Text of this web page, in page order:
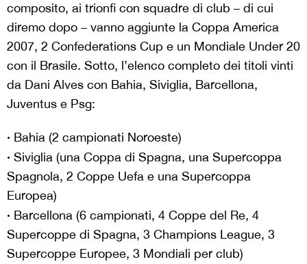
composito, ai trionfi con squadre di club – di cui
diremo dopo – vanno aggiunte la Coppa America
2007, 2 Confederations Cup e un Mondiale Under 20
con il Brasile. Sotto, l’elenco completo dei titoli vinti
da Dani Alves con Bahia, Siviglia, Barcellona,
Juventus e Psg:
· Bahia (2 campionati Noroeste)
· Siviglia (una Coppa di Spagna, una Supercoppa
Spagnola, 2 Coppe Uefa e una Supercoppa
Europea)
· Barcellona (6 campionati, 4 Coppe del Re, 4
Supercoppe di Spagna, 3 Champions League, 3
Supercoppe Europee, 3 Mondiali per club)